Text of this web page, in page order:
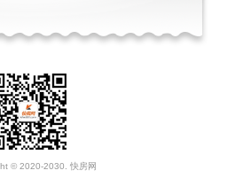
© 2020-2030. 快房网